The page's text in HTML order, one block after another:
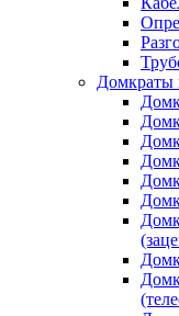
Домкраты